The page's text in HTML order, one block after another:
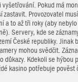
vyšetřování. Pokud má
zastavit. Provozovatel
a to až tři roky (aby
Servery, kde se
České republiky. Jinak
mohou svědčit.
důkazy. Kdekoli se hýbou
kasino potřebuje pověst